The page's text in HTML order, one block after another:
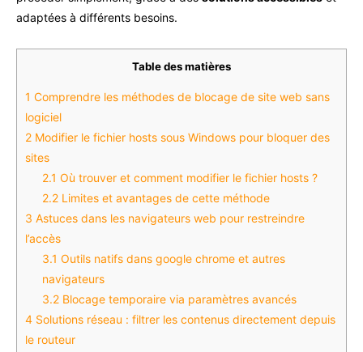
adaptées à différents besoins.
Table des matières
1 Comprendre les méthodes de blocage de site web sans
logiciel
2 Modifier le fichier hosts sous Windows pour bloquer des
sites
2.1 Où trouver et comment modifier le fichier hosts ?
2.2 Limites et avantages de cette méthode
3 Astuces dans les navigateurs web pour restreindre
l’accès
3.1 Outils natifs dans google chrome et autres
navigateurs
3.2 Blocage temporaire via paramètres avancés
4 Solutions réseau : filtrer les contenus directement depuis
le routeur